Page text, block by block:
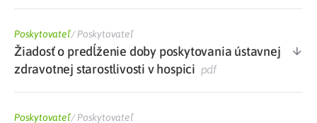
Poskytovateľ/Poskytovateľ
Žiadosť o predĺženie doby poskytovania ústavnej
zdravotnej starostlivosti v hospici pdf
Poskytovateľ/Poskytovateľ